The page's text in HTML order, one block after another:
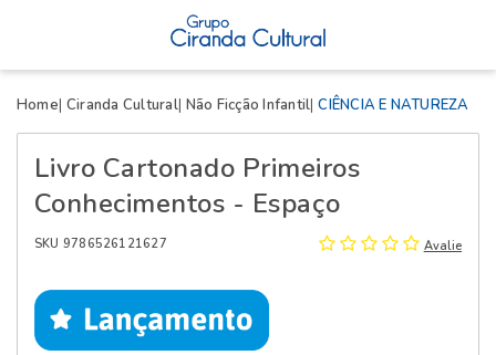
Home Ciranda Cultural Não Ficção Infantil CIÊNCIA E NATUREZA
Livro Cartonado Primeiros
Conhecimentos - Espaço
SKU 9786526121627 Avalie